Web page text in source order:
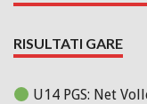
RISULTATI GARE
U14 PGS: Net